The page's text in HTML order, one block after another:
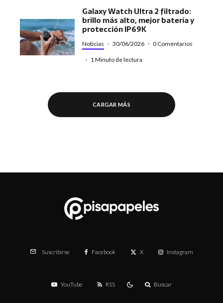
Galaxy Watch Ultra 2 filtrado:
brillo más alto, mejor batería y
protección IP69K
Noticias · 30/06/2026 · 0 Comentarios
· 1 Minuto de lectura
CARGAR MÁS
Suscribirse Facebook X Instagram
YouTube RSS Buscar